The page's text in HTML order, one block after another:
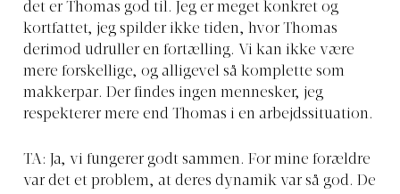
det er Thomas god til. Jeg er meget konkret og
kortfattet, jeg spilder ikke tiden, hvor Thomas
derimod udruller en fortælling. Vi kan ikke være
mere forskellige, og alligevel så komplette som
makkerpar. Der findes ingen mennesker, jeg
respekterer mere end Thomas i en arbejdssituation.
TA: Ja, vi fungerer godt sammen. For mine forældre
var det et problem, at deres dynamik var så god. De